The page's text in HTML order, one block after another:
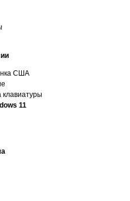
США
клавиатуры
11